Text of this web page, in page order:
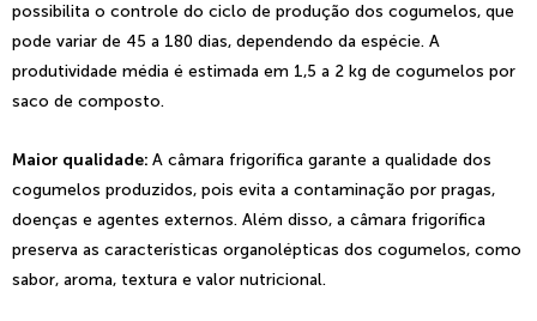
possibilita o controle do ciclo de produção dos cogumelos, que
pode variar de 45 a 180 dias, dependendo da espécie. A
produtividade média é estimada em 1,5 a 2 kg de cogumelos por
saco de composto.
Maior qualidade: A câmara frigorífica garante a qualidade dos
cogumelos produzidos, pois evita a contaminação por pragas,
doenças e agentes externos. Além disso, a câmara frigorífica
preserva as características organolépticas dos cogumelos, como
sabor, aroma, textura e valor nutricional.